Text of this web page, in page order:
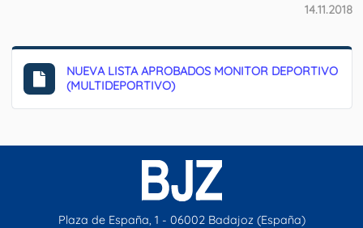
14.11.2018
NUEVA LISTA APROBADOS MONITOR DEPORTIVO
(MULTIDEPORTIVO)
Plaza de España, 1 - 06002 Badajoz (España)